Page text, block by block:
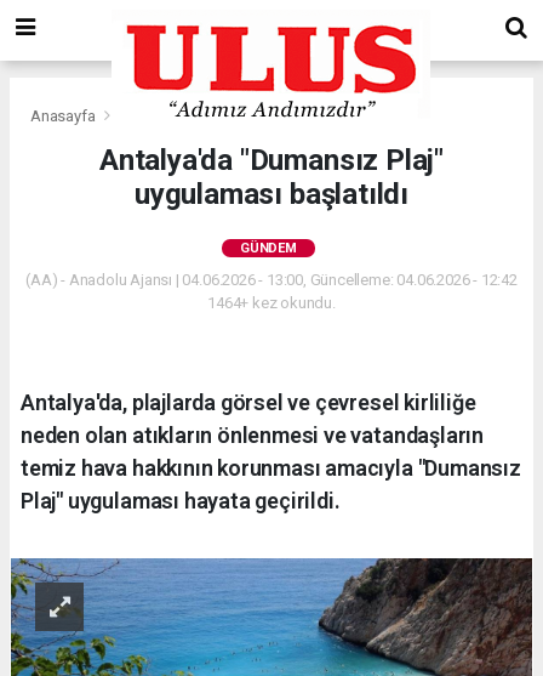
Anasayfa Gündem
Antalya'da "Dumansız Plaj"
uygulaması başlatıldı
GÜNDEM
(AA) - Anadolu Ajansı | 04.06.2026 - 13:00, Güncelleme: 04.06.2026 - 12:42
1464+ kez okundu.
Antalya'da, plajlarda görsel ve çevresel kirliliğe
neden olan atıkların önlenmesi ve vatandaşların
temiz hava hakkının korunması amacıyla "Dumansız
Plaj" uygulaması hayata geçirildi.